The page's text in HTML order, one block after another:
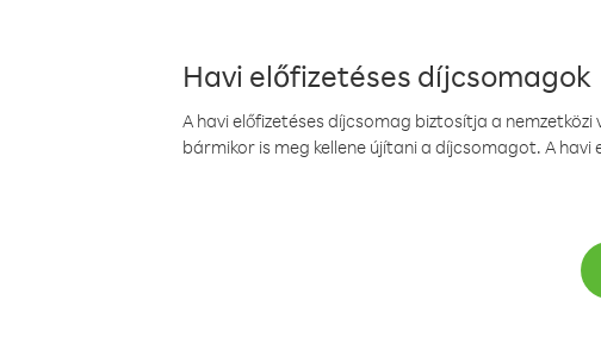
Havi előfizetéses díjcsomagok
A havi előfizetéses díjcsomag biztosítja a
bármikor is meg kellene újítani a díjcsomagot. A